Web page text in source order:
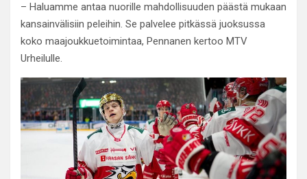
– Haluamme antaa nuorille mahdollisuuden päästä mukaan
kansainvälisiin peleihin. Se palvelee pitkässä juoksussa
koko maajoukkuetoimintaa, Pennanen kertoo MTV
Urheilulle.